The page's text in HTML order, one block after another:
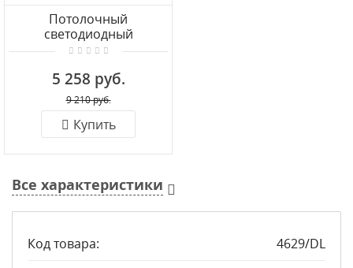
Потолочный
светодиодный
светильник СОНЕКС ROKI
5 258 руб.
9 210 руб.
Купить
Все характеристики
Код товара:
4629/DL